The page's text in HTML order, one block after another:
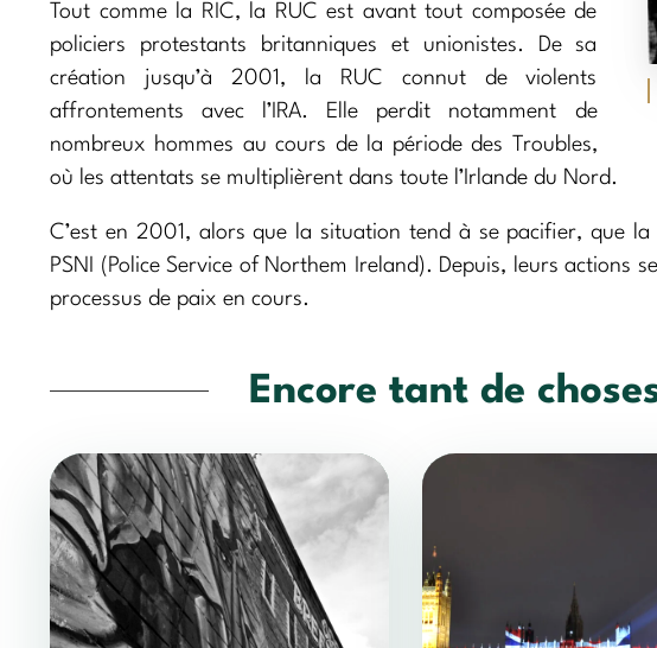
Tout comme la RIC, la RUC est avant tout composée de
policiers protestants britanniques et unionistes. De sa
création jusqu’à 2001, la RUC connut de violents
affrontements avec l’IRA. Elle perdit notamment de
nombreux hommes au cours de la période des Troubles,
où les attentats se multiplièrent dans toute l’Irlande du Nord.
C’est en 2001, alors que la situation tend à se pacifier, que
PSNI (Police Service of Northem Ireland). Depuis, leurs actions
processus de paix en cours.
Encore tant de